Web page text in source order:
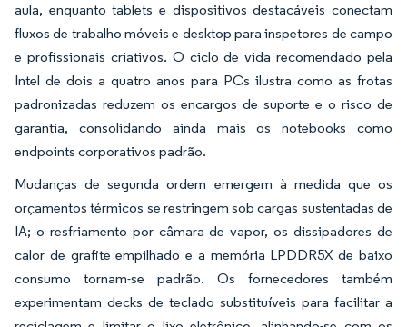
aula, enquanto tablets e dispositivos destacáveis conectam
fluxos de trabalho móveis e desktop para inspetores de campo
e profissionais criativos. O ciclo de vida recomendado pela
Intel de dois a quatro anos para PCs ilustra como as frotas
padronizadas reduzem os encargos de suporte e o risco de
garantia, consolidando ainda mais os notebooks como
endpoints corporativos padrão.
Mudanças de segunda ordem emergem à medida que os
orçamentos térmicos se restringem sob cargas sustentadas de
IA; o resfriamento por câmara de vapor, os dissipadores de
calor de grafite empilhado e a memória LPDDR5X de baixo
consumo tornam-se padrão. Os fornecedores também
experimentam decks de teclado substituíveis para facilitar a